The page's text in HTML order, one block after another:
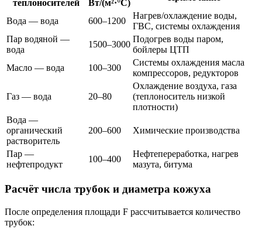
теплоносителей
Вт/(м²·°C)
Вода — вода 600–1200
Нагрев/охлаждение воды,
ГВС, системы охлаждения
Пар водяной —
вода
1500–3000
Подогрев воды паром,
бойлеры ЦТП
Масло — вода
100–300
Системы охлаждения масла
компрессоров, редукторов
Газ — вода 20–80
Охлаждение воздуха, газа
(теплоноситель низкой
плотности)
Вода —
органический
растворитель
200–600 Химические производства
Пар —
нефтепродукт
100–400
Нефтепереработка, нагрев
мазута, битума
Расчёт числа трубок и диаметра кожуха
После определения площади F рассчитывается количество
трубок: